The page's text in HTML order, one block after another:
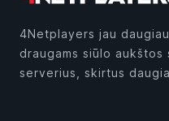
4Netplayers jau
draugams siūlo
serverius, skirtus